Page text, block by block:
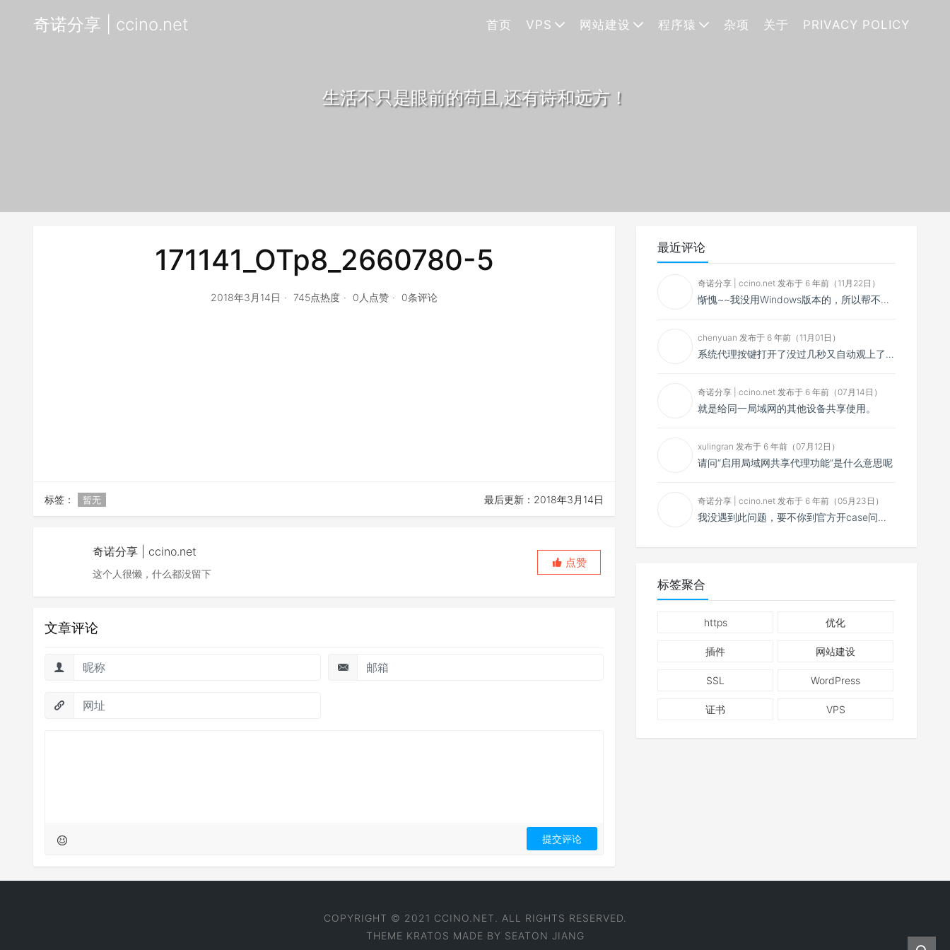
奇诺分享 | ccino.net 首页 VPS 网站建设 程序猿 杂项 关于 PRIVACY POLICY
生活不只是眼前的苟且,还有诗和远方！
171141_OTp8_2660780-5
2018年3月14日 745点热度 0人点赞 0条评论
标签： 暂无 最后更新：2018年3月14日
奇诺分享 | ccino.net
这个人很懒，什么都没留下
点赞
文章评论
最近评论
奇诺分享 | ccino.net 发布于 6 年前（11月22日）
惭愧~~我没用Windows版本的，所以帮不了你~~
chenyuan 发布于 6 年前（11月01日）
系统代理按键打开了没过几秒又自动观上了，导致一直打开不了，是什么问题呢？感谢大佬，请帮帮忙！谢谢！
奇诺分享 | ccino.net 发布于 6 年前（07月14日）
就是给同一局域网的其他设备共享使用。
xulingran 发布于 6 年前（07月12日）
请问“启用局域网共享代理功能”是什么意思呢
奇诺分享 | ccino.net 发布于 6 年前（05月23日）
我没遇到此问题，要不你到官方开case问问看？
标签聚合
https 优化
插件 网站建设
SSL WordPress
证书 VPS
COPYRIGHT © 2021 CCINO.NET. ALL RIGHTS RESERVED.
THEME KRATOS MADE BY SEATON JIANG